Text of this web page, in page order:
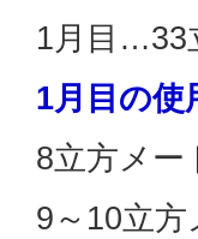
1月目…33
1月目の使
8立方メ
9～10立